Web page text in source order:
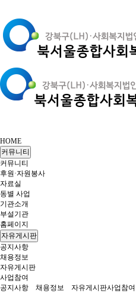
HOME
커뮤니티
커뮤니티
후원·자원봉사
자료실
동별 사업
기관소개
부설기관
홈페이지
자유게시판
공지사항
채용정보
자유게시판
사업참여
공지사항
채용정보 자유게시판사업참여